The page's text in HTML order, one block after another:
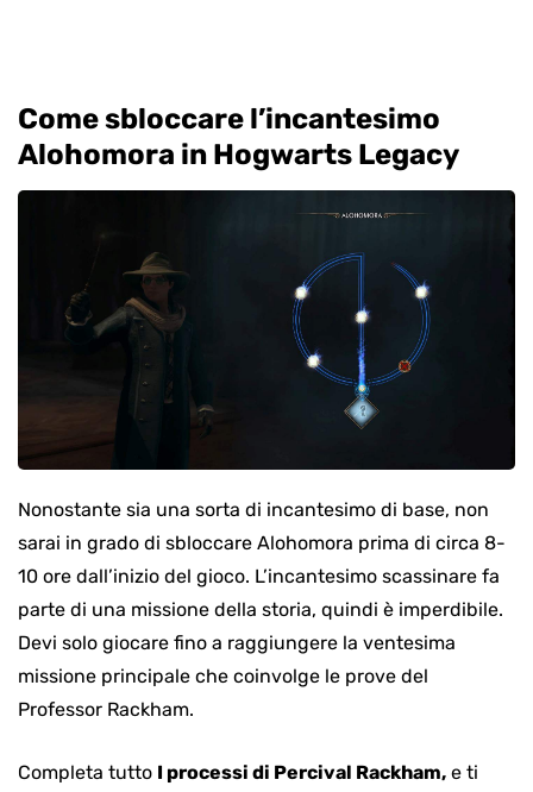
Come sbloccare l’incantesimo
Alohomora in Hogwarts Legacy
Nonostante sia una sorta di incantesimo di base, non
sarai in grado di sbloccare Alohomora prima di circa 8-
10 ore dall’inizio del gioco. L’incantesimo scassinare fa
parte di una missione della storia, quindi è imperdibile.
Devi solo giocare fino a raggiungere la ventesima
missione principale che coinvolge le prove del
Professor Rackham.
Completa tutto I processi di Percival Rackham, e ti